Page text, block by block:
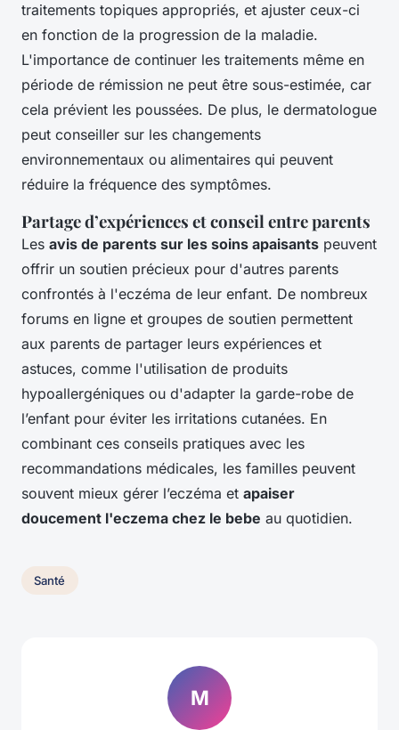
traitements topiques appropriés, et ajuster ceux-ci
en fonction de la progression de la maladie.
L'importance de continuer les traitements même en
période de rémission ne peut être sous-estimée, car
cela prévient les poussées. De plus, le dermatologue
peut conseiller sur les changements
environnementaux ou alimentaires qui peuvent
réduire la fréquence des symptômes.
Partage d’expériences et conseil entre parents
Les avis de parents sur les soins apaisants peuvent
offrir un soutien précieux pour d'autres parents
confrontés à l'eczéma de leur enfant. De nombreux
forums en ligne et groupes de soutien permettent
aux parents de partager leurs expériences et
astuces, comme l'utilisation de produits
hypoallergéniques ou d'adapter la garde-robe de
l’enfant pour éviter les irritations cutanées. En
combinant ces conseils pratiques avec les
recommandations médicales, les familles peuvent
souvent mieux gérer l’eczéma et apaiser
doucement l'eczema chez le bebe au quotidien.
Santé
M